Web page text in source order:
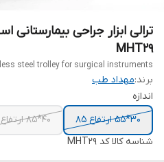
ترالی ابزار جراحی
MHT29
steel trolley for surgical instruments
برند:مهداد طب
اندازه
30*55 ارتفاع 85
40*85 ارتفاع 85
شناسه کالاکد MHT29